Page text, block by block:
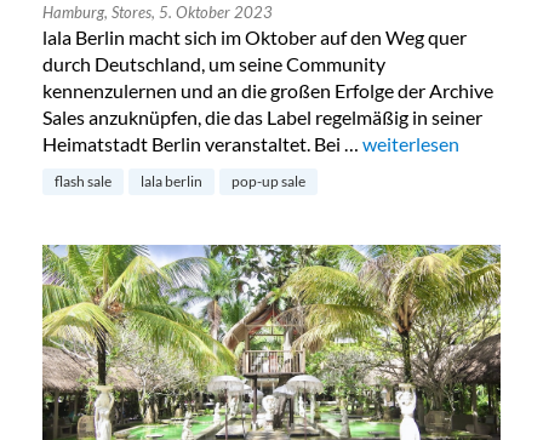
Hamburg, Stores, 5. Oktober 2023
lala Berlin macht sich im Oktober auf den Weg quer
durch Deutschland, um seine Community
kennenzulernen und an die großen Erfolge der Archive
Sales anzuknüpfen, die das Label regelmäßig in seiner
Heimatstadt Berlin veranstaltet. Bei … „Lala Berlin Flash
weiterlesen
flash sale lala berlin pop-up sale